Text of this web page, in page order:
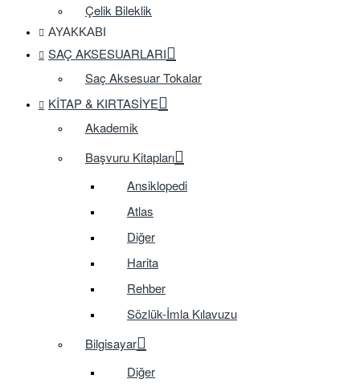
Çelik Bileklik
AYAKKABI
SAÇ AKSESUARLARI
Saç Aksesuar Tokalar
KITAP & KIRTASIYE
Akademik
Başvuru Kitapları
Ansiklopedi
Atlas
Diğer
Harita
Rehber
Sözlük-İmla Kılavuzu
Bilgisayar
Diğer